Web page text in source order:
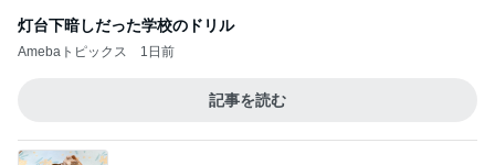
灯台下暗しだった学校のドリル
Amebaトピックス 1日前
記事を読む